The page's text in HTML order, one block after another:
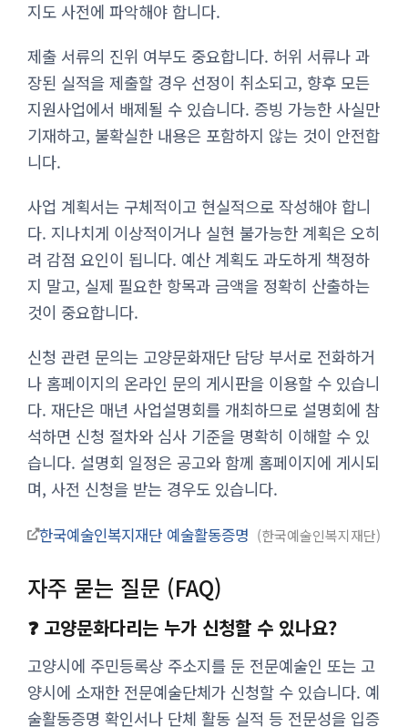
지도 사전에 파악해야 합니다.
제출 서류의 진위 여부도 중요합니다. 허위 서류나 과
장된 실적을 제출할 경우 선정이 취소되고, 향후 모든
지원사업에서 배제될 수 있습니다. 증빙 가능한 사실만
기재하고, 불확실한 내용은 포함하지 않는 것이 안전합
니다.
사업 계획서는 구체적이고 현실적으로 작성해야 합니
다. 지나치게 이상적이거나 실현 불가능한 계획은 오히
려 감점 요인이 됩니다. 예산 계획도 과도하게 책정하
지 말고, 실제 필요한 항목과 금액을 정확히 산출하는
것이 중요합니다.
신청 관련 문의는 고양문화재단 담당 부서로 전화하거
나 홈페이지의 온라인 문의 게시판을 이용할 수 있습니
다. 재단은 매년 사업설명회를 개최하므로 설명회에 참
석하면 신청 절차와 심사 기준을 명확히 이해할 수 있
습니다. 설명회 일정은 공고와 함께 홈페이지에 게시되
며, 사전 신청을 받는 경우도 있습니다.
한국예술인복지재단 예술활동증명 한국예술인복지재단
자주 묻는 질문 (FAQ)
❓ 고양문화다리는 누가 신청할 수 있나요?
고양시에 주민등록상 주소지를 둔 전문예술인 또는 고
양시에 소재한 전문예술단체가 신청할 수 있습니다. 예
술활동증명 확인서나 단체 활동 실적 등 전문성을 입증